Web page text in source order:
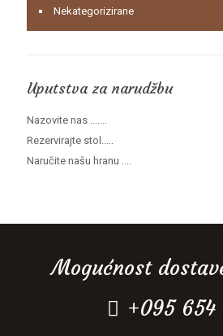
Nekategorizirane
Uputstva za narudžbu
Nazovite nas .......
Rezervirajte stol.....
Naručite našu hranu ....
Mogućnost
+095 654